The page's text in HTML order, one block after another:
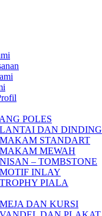
POLES
DAN DINDING
STANDART
MEWAH
– TOMBSTONE
INLAY
PIALA
DAN KURSI